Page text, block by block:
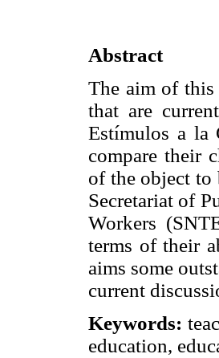
Abstract
The aim of this
that are
Estímulos a la
compare their
of the object to
Secretariat of
Workers
terms of their
aims some
current
Keywords:
education,